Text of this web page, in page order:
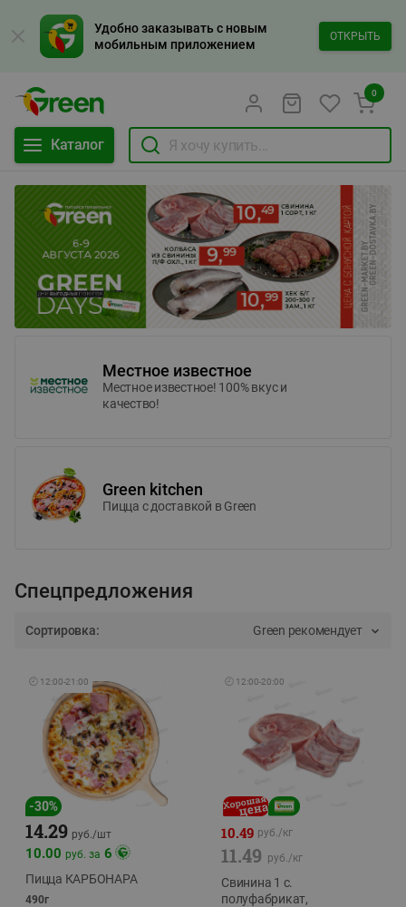
Удобно заказывать с новым
мобильным приложением
ОТКРЫТЬ
Каталог
0
Местное известное
Местное известное! 100% вкус и
качество!
Green kitchen
Пицца c доставкой в Green
Спецпредложения
Сортировка: Green рекомендует
🕘 12:00-21:00
-30%
14.29 руб./шт
10.00 руб. за 6
Пицца КАРБОНАРА
490г
🕘 12:00-20:00
10.49 руб./кг
11.49 руб./кг
Свинина 1 с.
полуфабрикат,